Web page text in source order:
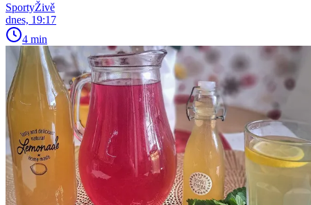
SportyŽivě
dnes, 19:17
4 min